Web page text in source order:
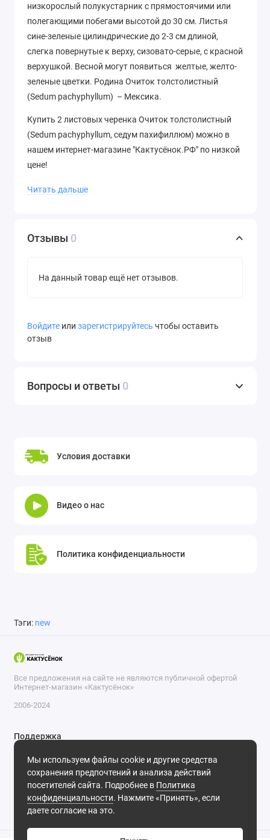
низкорослый полукустарник с прямостоячими или
полегающими побегами высотой до 30 см. Листья
сине-зеленые цилиндрические до 2-3 см длиной,
слегка повернутые к верху, сизовато-серые, с красной
верхушкой. Весной могут появиться желтые, желто-
зеленые цветки. Родина Очиток толстолистный
(Sedum pachyphyllum) – Мексика.
Купить 2 листовых черенка Очиток толстолистный
(Sedum pachyphyllum, седум пахифиллюм) можно в
нашем интернет-магазине "Кактусёнок.РФ" по низкой
цене!
Смотрите ниже подробное видео о том, как
Читать дальше
Отзывы 0
На данный товар ещё нет отзывов.
Войдите или зарегистрируйтесь чтобы оставить
отзыв
Вопросы и ответы 0
Условия доставки
Видео о нас
Политика конфиденциальности
Тэги: new
Мы используем файлы cookie и другие средства
сохранения предпочтений и анализа действий
посетителей сайта. Подробнее в Политика
конфиденциальности. Нажмите «Принять», если
даете согласие на это.
Все предложения на сайте не являются публичной офертой
Интернет-магазин «Кактусёнок»
2006-2024
Поддержка
+7 (804) 333-66-32
+7 (918) 570-63-70
Мы в сети